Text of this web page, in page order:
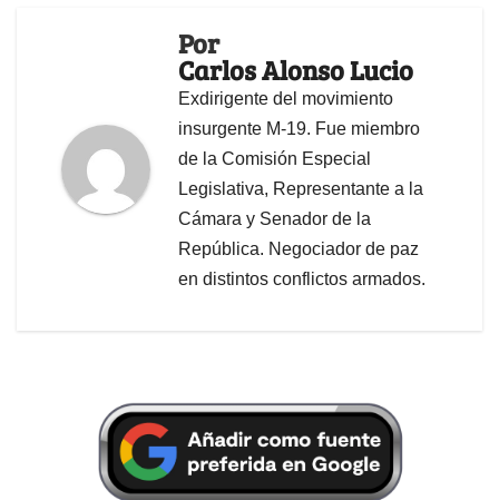
Por
Carlos Alonso Lucio
Exdirigente del movimiento
insurgente M-19. Fue miembro
de la Comisión Especial
Legislativa, Representante a la
Cámara y Senador de la
República. Negociador de paz
en distintos conflictos armados.